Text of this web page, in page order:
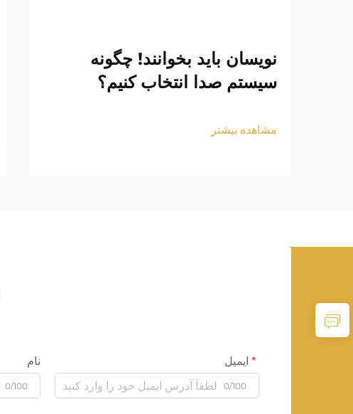
نویسان باید بخوانند! چگونه
سیستم صدا انتخاب کنیم؟
مشاهده بیشتر
ایمیل
0/100
نام
0/100